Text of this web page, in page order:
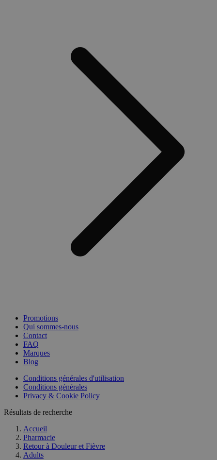
Promotions
Qui sommes-nous
Contact
FAQ
Marques
Blog
Conditions générales d'utilisation
Conditions générales
Privacy & Cookie Policy
Résultats de recherche
Accueil
Pharmacie
Retour à Douleur et Fièvre
Adults